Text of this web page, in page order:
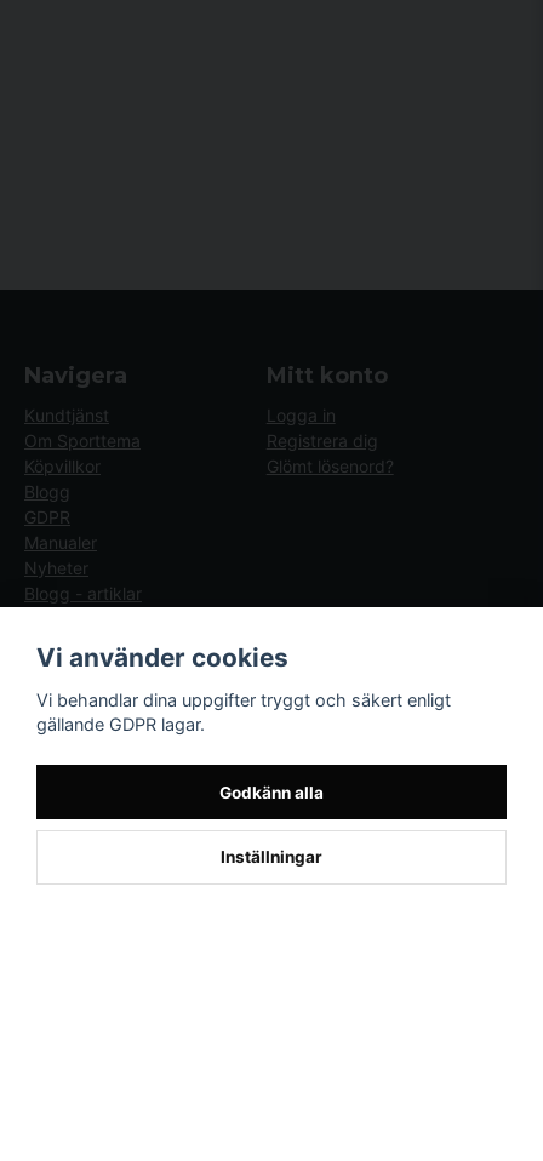
Navigera
Kundtjänst
Om Sporttema
Köpvillkor
Blogg
GDPR
Manualer
Nyheter
Blogg - artiklar
Mitt konto
Logga in
Registrera dig
Glömt lösenord?
Följ oss
AB
Drottninggatan 47
×
Kund frånStallarholmen
beställde Motionscykel AL2 Bäst i
Vi använder cookies
Vi behandlar dina uppgifter tryggt och säkert enligt
gällande GDPR lagar.
Godkänn alla
Inställningar